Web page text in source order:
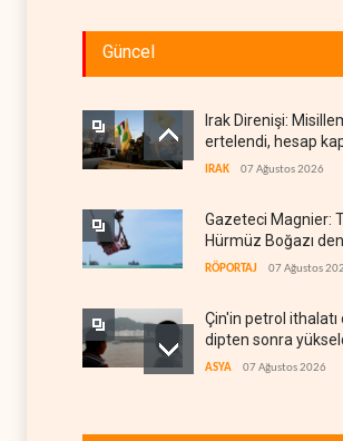
Güncel
Irak Direnişi:
ertelendi, hesap
IRAK 07 Ağustos 2026
Gazeteci Magnier:
Hürmüz Boğazı
doğrudan İran ve
RÖPORTAJ 07 Ağustos
Çin'in petrol ithalatı
dipten sonra
ASYA 07 Ağustos 2026